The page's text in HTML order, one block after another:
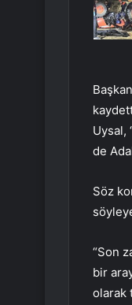
Uysal,
de
Söz
“Son
bir
olarak